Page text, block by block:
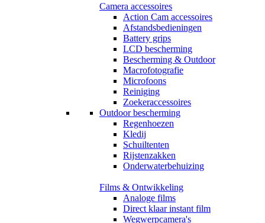
Camera accessoires
Action Cam accessoires
Afstandsbedieningen
Battery grips
LCD bescherming
Bescherming & Outdoor
Macrofotografie
Microfoons
Reiniging
Zoekeraccessoires
Outdoor bescherming
Regenhoezen
Kledij
Schuiltenten
Rijstenzakken
Onderwaterbehuizing
Films & Ontwikkeling
Analoge films
Direct klaar instant film
Wegwerpcamera's